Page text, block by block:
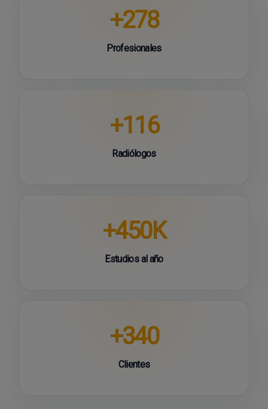
+278
Profesionales
+116
Radiólogos
+450K
Estudios al año
+340
Clientes